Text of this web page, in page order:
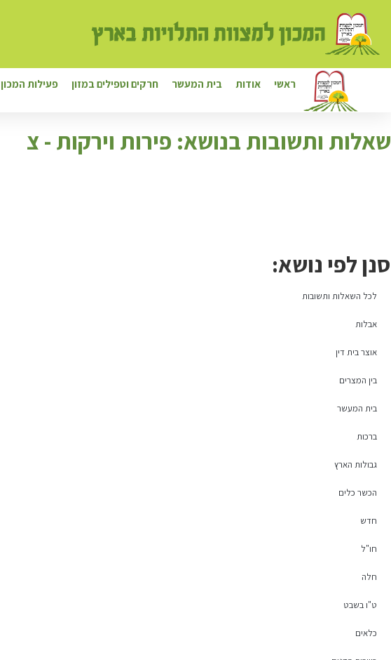
ראשי אודות בית המעשר חרקים וטפילים במזון פעילות המכון
שאלות ותשובות בנושא: פירות וירקות - צ
סנן לפי נושא:
לכל השאלות ותשובות
אבלות
אוצר בית דין
בין המצרים
בית המעשר
ברכות
גבולות הארץ
הכשר כלים
חדש
חו"ל
חלה
ט"ו בשבט
כלאים